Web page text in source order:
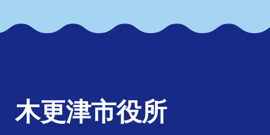
木更津市役所